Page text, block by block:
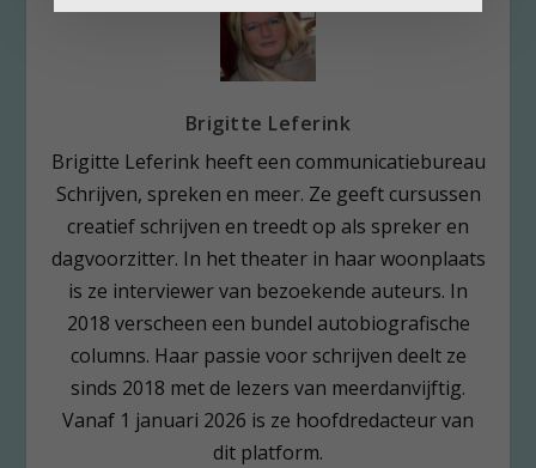
Brigitte Leferink
Brigitte Leferink heeft een communicatiebureau
Schrijven, spreken en meer. Ze geeft cursussen
creatief schrijven en treedt op als spreker en
dagvoorzitter. In het theater in haar woonplaats
is ze interviewer van bezoekende auteurs. In
2018 verscheen een bundel autobiografische
columns. Haar passie voor schrijven deelt ze
sinds 2018 met de lezers van meerdanvijftig.
Vanaf 1 januari 2026 is ze hoofdredacteur van
dit platform.